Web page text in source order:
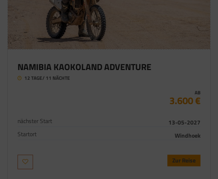
NAMIBIA KAOKOLAND ADVENTURE
12 TAGE/ 11 NÄCHTE
AB
3.600 €
nächster Start
13-05-2027
Startort
Windhoek
Zur Reise